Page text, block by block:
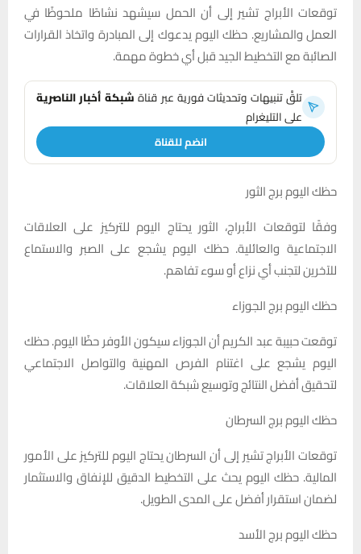
توقعات الأبراج تشير إلى أن الحمل سيشهد نشاطًا ملحوظًا في
العمل والمشاريع. حظك اليوم يدعوك إلى المبادرة واتخاذ القرارات
الصائبة مع التخطيط الجيد قبل أي خطوة مهمة.
تلقَّ تنبيهات وتحديثات فورية عبر قناةشبكة أخبار الناصرية
على التليغرام
انضم للقناة
حظك اليوم برج الثور
وفقًا لتوقعات الأبراج، الثور يحتاج اليوم للتركيز على العلاقات
الاجتماعية والعائلية. حظك اليوم يشجع على الصبر والاستماع
للآخرين لتجنب أي نزاع أو سوء تفاهم.
حظك اليوم برج الجوزاء
توقعت حبيبة عبد الكريم أن الجوزاء سيكون الأوفر حظًا اليوم. حظك
اليوم يشجع على اغتنام الفرص المهنية والتواصل الاجتماعي
لتحقيق أفضل النتائج وتوسيع شبكة العلاقات.
حظك اليوم برج السرطان
توقعات الأبراج تشير إلى أن السرطان يحتاج اليوم للتركيز على الأمور
المالية. حظك اليوم يحث على التخطيط الدقيق للإنفاق والاستثمار
لضمان استقرار أفضل على المدى الطويل.
حظك اليوم برج الأسد